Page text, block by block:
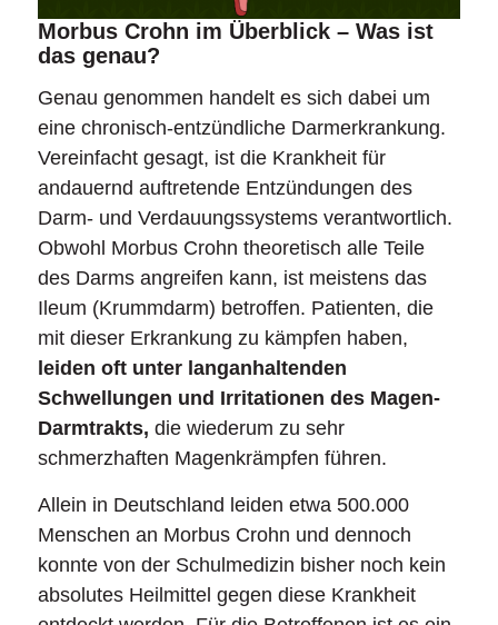
Morbus Crohn im Überblick – Was ist
das genau?
Genau genommen handelt es sich dabei um
eine chronisch-entzündliche Darmerkrankung.
Vereinfacht gesagt, ist die Krankheit für
andauernd auftretende Entzündungen des
Darm- und Verdauungssystems verantwortlich.
Obwohl Morbus Crohn theoretisch alle Teile
des Darms angreifen kann, ist meistens das
Ileum (Krummdarm) betroffen. Patienten, die
mit dieser Erkrankung zu kämpfen haben,
leiden oft unter langanhaltenden
Schwellungen und Irritationen des Magen-
Darmtrakts, die wiederum zu sehr
schmerzhaften Magenkrämpfen führen.
Allein in Deutschland leiden etwa 500.000
Menschen an Morbus Crohn und dennoch
konnte von der Schulmedizin bisher noch kein
absolutes Heilmittel gegen diese Krankheit